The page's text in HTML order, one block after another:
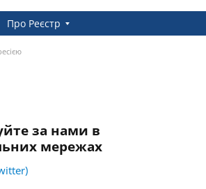
Про Реєстр
за нами в
мережах